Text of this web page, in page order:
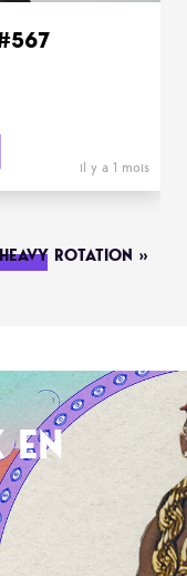
il y a 1 mois
ROTATION »
EN